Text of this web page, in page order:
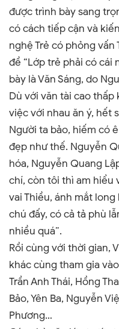
được trình bày sang
có cách tiếp cận và
nghệ Trẻ có phỏng
đề “Lớp trẻ phải có cái
bày là Văn Sáng, do
Dù với văn tài cao thấp
việc với nhau ăn ý, hết
Người ta bảo, hiếm có
đẹp như thế. Nguyễn
hóa, Nguyễn Quang
chí, còn tôi thì am hiểu
vai Thiều, ánh mắt long
chú đấy, có cả tả phù
nhiều quá”.
Rồi cùng với thời gian,
khác cùng tham gia
Trần Anh Thái, Hồng
Bảo, Yên Ba, Nguyễn
Phương…